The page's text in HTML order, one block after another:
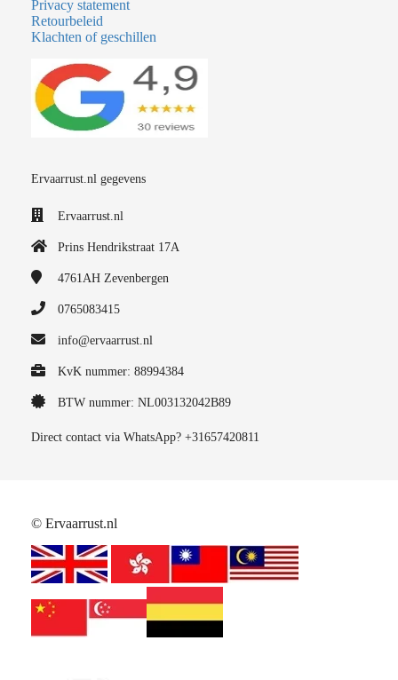
Privacy statement
Retourbeleid
Klachten of geschillen
Ervaarrust.nl gegevens
Ervaarrust.nl
Prins Hendrikstraat 17A
4761AH Zevenbergen
0765083415
info@ervaarrust.nl
KvK nummer: 88994384
BTW nummer: NL003132042B89
Direct contact via WhatsApp? +31657420811
© Ervaarrust.nl